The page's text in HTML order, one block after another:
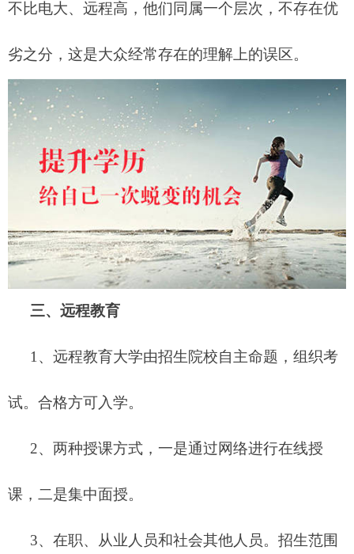
不比电大、远程高，他们同属一个层次，不存在优
劣之分，这是大众经常存在的理解上的误区。
三、远程教育
1、远程教育大学由招生院校自主命题，组织考
试。合格方可入学。
2、两种授课方式，一是通过网络进行在线授
课，二是集中面授。
3、在职、从业人员和社会其他人员。招生范围